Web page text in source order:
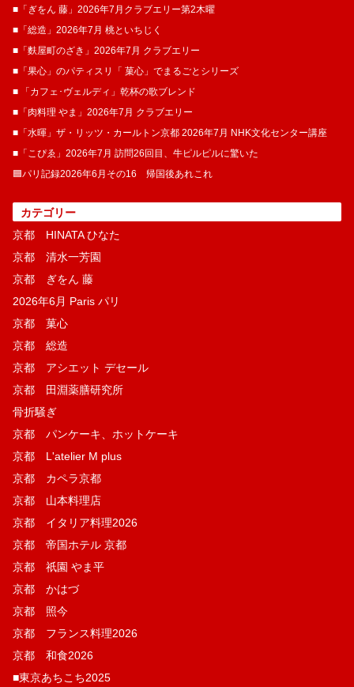
■「ぎをん 藤」2026年7月クラブエリー第2木曜
■「総造」2026年7月 桃といちじく
■「麩屋町のざき」2026年7月 クラブエリー
■「果心」のパティスリ「 菓​心」でまるごとシリーズ
■ 「カフェ･ヴェルディ」乾杯の歌ブレンド
■「肉料理 やま」2026年7月 クラブエリー
■「水暉」ザ・リッツ・カールトン京都 2026年7月 NHK文化センター講座
■「こぴゑ」2026年7月 訪問26回目、牛ピルピルに驚いた
🟦パリ記録2026年6月その16 帰国後あれこれ
カテゴリー
京都 HINATA ひなた
京都 清水一芳園
京都 ぎをん 藤
2026年6月 Paris パリ
京都 菓​心
京都 総造
京都 アシエット デセール
京都 田淵薬膳研究所
骨折騒ぎ
京都 パンケーキ、ホットケーキ
京都 L'atelier M plus
京都 カペラ京都
京都 山本料理店
京都 イタリア料理2026
京都 帝国ホテル 京都
京都 祇園 やま平
京都 かはづ
京都 照今
京都 フランス料理2026
京都 和食2026
■東京あちこち2025